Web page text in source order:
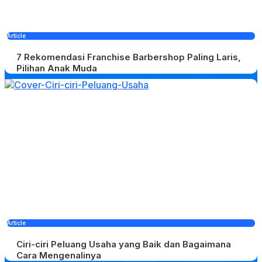
Article
7 Rekomendasi Franchise Barbershop Paling Laris,
Pilihan Anak Muda
Article
Ciri-ciri Peluang Usaha yang Baik dan Bagaimana
Cara Mengenalinya